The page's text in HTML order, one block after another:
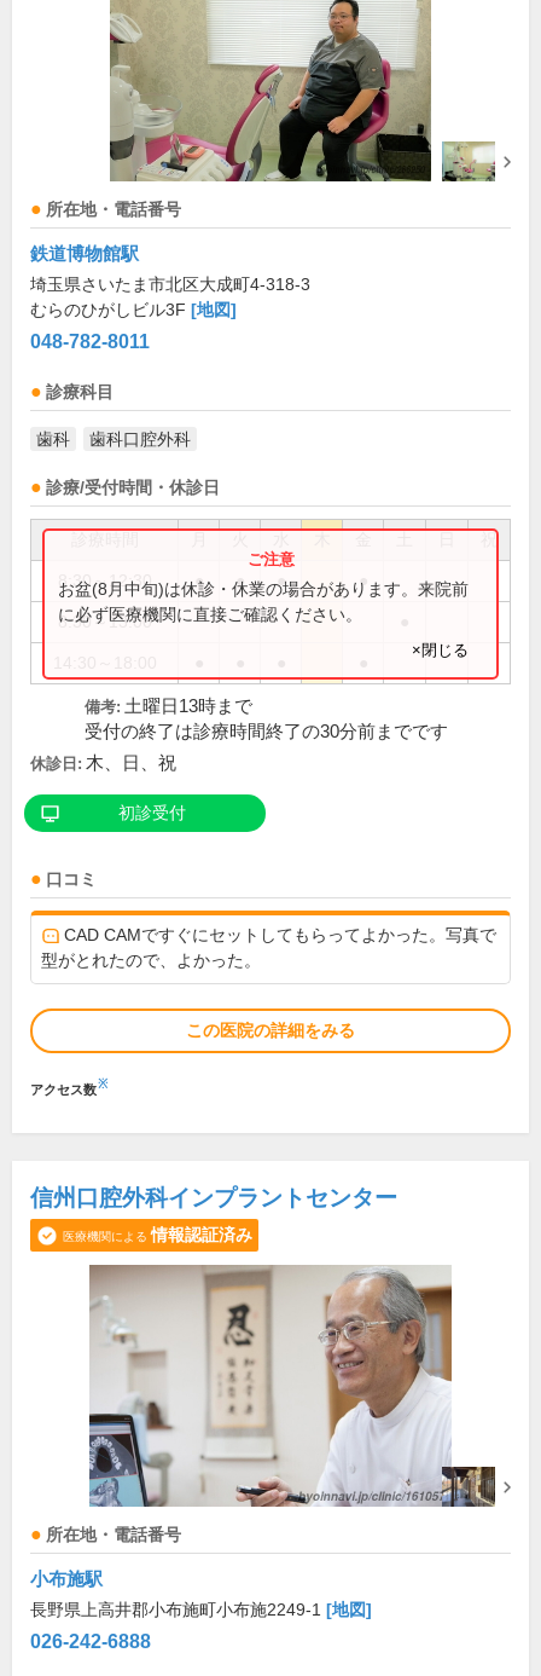
所在地・電話番号
鉄道博物館駅
埼玉県さいたま市北区大成町4-318-3
むらのひがしビル3F [地図]
048-782-8011
診療科目
歯科 歯科口腔外科
診療/受付時間・休診日
祝
8:30～12:30 ● ● ● ●
8:30～13:00
お盆(8月中旬)は休診・休業の場合があります。来院前
に必ず医療機関に直接ご確認ください。
×閉じる
備考: 土曜日13時まで
受付の終了は診療時間終了の30分前までです
休診日: 木、日、祝
初診受付
口コミ
CAD CAMですぐにセットしてもらってよかった。写真で
型がとれたので、よかった。
この医院の詳細をみる
アクセス数※
信州口腔外科インプラントセンター
医療機関による 情報認証済み
所在地・電話番号
小布施駅
長野県上高井郡小布施町小布施2249-1 [地図]
026-242-6888